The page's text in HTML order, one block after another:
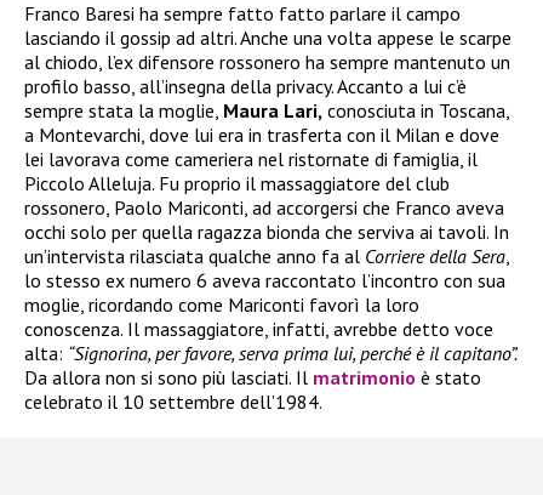
Franco Baresi ha sempre fatto fatto parlare il campo
lasciando il gossip ad altri. Anche una volta appese le scarpe
al chiodo, l’ex difensore rossonero ha sempre mantenuto un
profilo basso, all’insegna della privacy. Accanto a lui c’è
sempre stata la moglie, Maura Lari, conosciuta in Toscana,
a Montevarchi, dove lui era in trasferta con il Milan e dove
lei lavorava come cameriera nel ristornate di famiglia, il
Piccolo Alleluja. Fu proprio il massaggiatore del club
rossonero, Paolo Mariconti, ad accorgersi che Franco aveva
occhi solo per quella ragazza bionda che serviva ai tavoli. In
un’intervista rilasciata qualche anno fa al Corriere della Sera,
lo stesso ex numero 6 aveva raccontato l’incontro con sua
moglie, ricordando come Mariconti favorì la loro
conoscenza. Il massaggiatore, infatti, avrebbe detto voce
alta: “Signorina, per favore, serva prima lui, perché è il capitano”.
Da allora non si sono più lasciati. Il matrimonio è stato
celebrato il 10 settembre dell’1984.